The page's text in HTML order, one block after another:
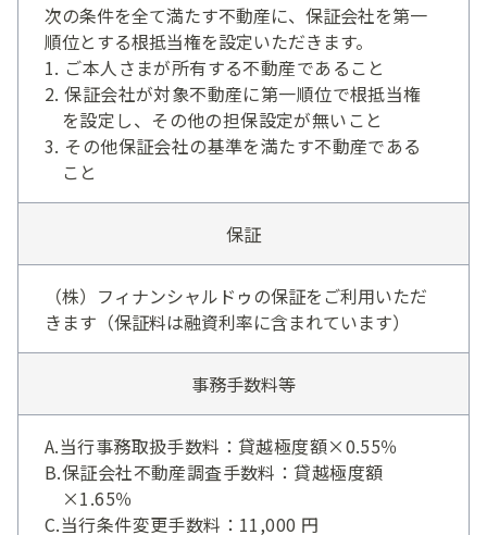
次の条件を全て満たす不動産に、保証会社を第一
順位とする根抵当権を設定いただきます。
ご本人さまが所有する不動産であること
保証会社が対象不動産に第一順位で根抵当権
を設定し、その他の担保設定が無いこと
その他保証会社の基準を満たす不動産である
こと
保証
（株）フィナンシャルドゥの保証をご利用いただ
きます（保証料は融資利率に含まれています）
事務手数料等
A.当行事務取扱手数料：貸越極度額×0.55％
B.保証会社不動産調査手数料：貸越極度額
×1.65％
C.当行条件変更手数料：11,000 円